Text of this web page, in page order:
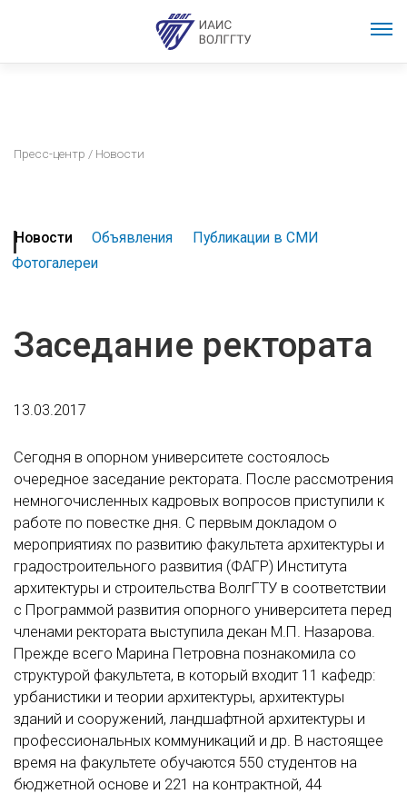
Пресс-центр / Новости
Новости Объявления
Публикации в СМИ
Фотогалереи
Заседание ректората
13.03.2017
Сегодня в опорном университете состоялось
очередное заседание ректората. После рассмотрения
немногочисленных кадровых вопросов приступили к
работе по повестке дня. С первым докладом о
мероприятиях по развитию факультета архитектуры и
градостроительного развития (ФАГР) Института
архитектуры и строительства ВолгГТУ в соответствии
с Программой развития опорного университета перед
членами ректората выступила декан М.П. Назарова.
Прежде всего Марина Петровна познакомила со
структурой факультета, в который входит 11 кафедр:
урбанистики и теории архитектуры, архитектуры
зданий и сооружений, ландшафтной архитектуры и
профессиональных коммуникаций и др. В настоящее
время на факультете обучаются 550 студентов на
бюджетной основе и 221 на контрактной, 44